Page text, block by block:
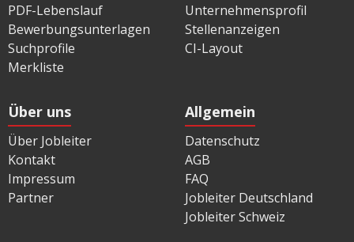
PDF-Lebenslauf
Bewerbungsunterlagen
Suchprofile
Merkliste
Unternehmensprofil
Stellenanzeigen
CI-Layout
Über uns
Über Jobleiter
Kontakt
Impressum
Partner
Allgemein
Datenschutz
AGB
FAQ
Jobleiter Deutschland
Jobleiter Schweiz